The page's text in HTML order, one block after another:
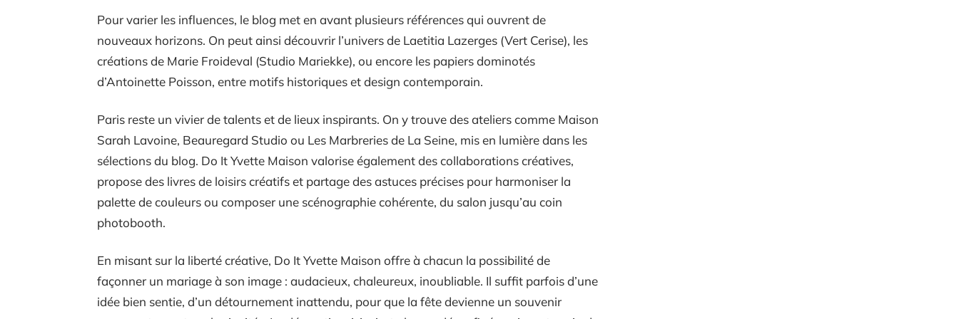
Pour varier les influences, le blog met en avant plusieurs références qui ouvrent de
nouveaux horizons. On peut ainsi découvrir l’univers de Laetitia Lazerges (Vert Cerise), les
créations de Marie Froideval (Studio Mariekke), ou encore les papiers dominotés
d’Antoinette Poisson, entre motifs historiques et design contemporain.
Paris reste un vivier de talents et de lieux inspirants. On y trouve des ateliers comme Maison
Sarah Lavoine, Beauregard Studio ou Les Marbreries de La Seine, mis en lumière dans les
sélections du blog. Do It Yvette Maison valorise également des collaborations créatives,
propose des livres de loisirs créatifs et partage des astuces précises pour harmoniser la
palette de couleurs ou composer une scénographie cohérente, du salon jusqu’au coin
photobooth.
En misant sur la liberté créative, Do It Yvette Maison offre à chacun la possibilité de
façonner un mariage à son image : audacieux, chaleureux, inoubliable. Il suffit parfois d’une
idée bien sentie, d’un détournement inattendu, pour que la fête devienne un souvenir